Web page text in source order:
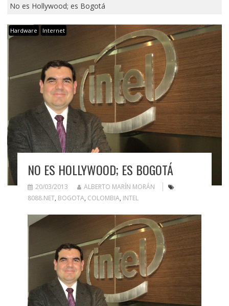
No es Hollywood; es Bogotá
Hardware Internet
NO ES HOLLYWOOD; ES BOGOTÁ
20/03/2013
ALBERTO MARÍN MORÁN
8088.NET, BOGOTA, COLOMBIA, INTEL